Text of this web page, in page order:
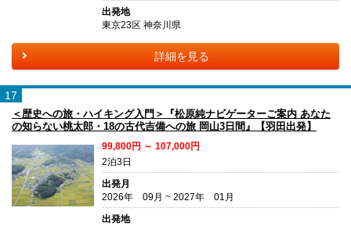
出発地
東京23区 神奈川県
詳細を見る
17
＜歴史への旅・ハイキング入門＞『松原純ナビゲーターご案内 あなた
の知らない桃太郎・18の古代吉備への旅 岡山3日間』【羽田出発】
99,800円 ～ 107,000円
2泊3日
出発月
2026年 09月 ~ 2027年 01月
出発地